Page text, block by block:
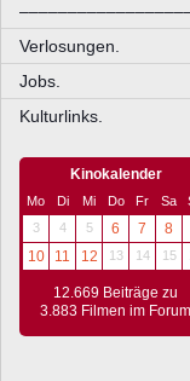
Verlosungen.
Jobs.
Kulturlinks.
Kinokalender
Mo Di Mi Do Fr Sa
3
4 5 6 7 8
10
11 12 13 14 15
12.669 Beiträge zu
3.883 Filmen im Forum